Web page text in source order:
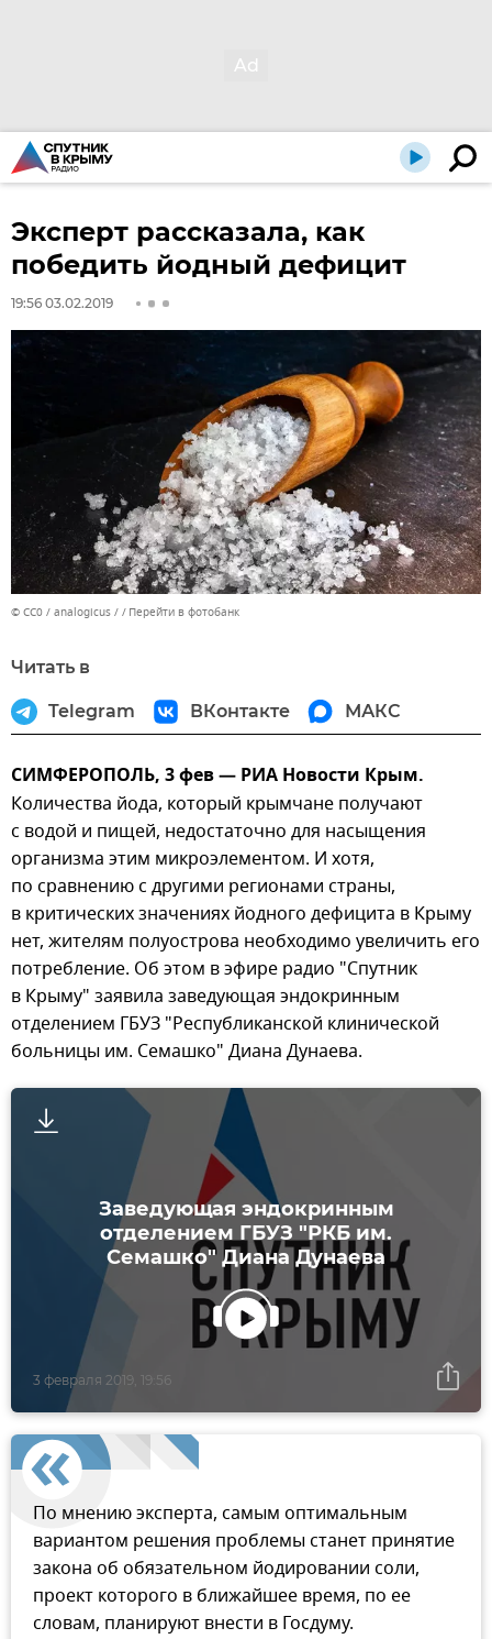
Эксперт рассказала, как
победить йодный дефицит
19:56 03.02.2019
© CC0 / analogicus / Перейти в фотобанк
Читать в
Telegram ВКонтакте МАКС
СИМФЕРОПОЛЬ, 3 фев — РИА Новости Крым.
Количества йода, который крымчане получают
с водой и пищей, недостаточно для насыщения
организма этим микроэлементом. И хотя,
по сравнению с другими регионами страны,
в критических значениях йодного дефицита в Крыму
нет, жителям полуострова необходимо увеличить его
потребление. Об этом в эфире радио "Спутник
в Крыму" заявила заведующая эндокринным
отделением ГБУЗ "Республиканской клинической
больницы им. Семашко" Диана Дунаева.
Заведующая эндокринным
отделением ГБУЗ "РКБ им.
Семашко" Диана Дунаева
3 февраля 2019, 19:56
По мнению эксперта, самым оптимальным
вариантом решения проблемы станет принятие
закона об обязательном йодировании соли,
проект которого в ближайшее время, по ее
словам, планируют внести в Госдуму.